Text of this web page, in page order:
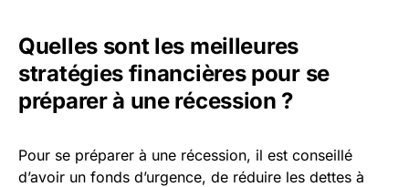
Quelles sont les meilleures
stratégies financières pour se
préparer à une récession ?
Pour se préparer à une récession, il est conseillé
d’avoir un fonds d’urgence, de réduire les dettes à